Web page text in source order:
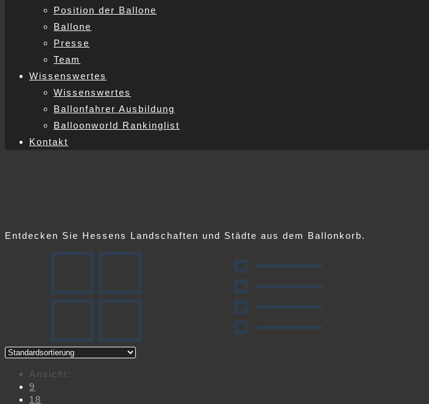
Position der Ballone
Ballone
Presse
Team
Wissenswertes
Wissenswertes
Ballonfahrer Ausbildung
Balloonworld Rankinglist
Kontakt
Entdecken Sie Hessens Landschaften und Städte aus dem Ballonkorb.
Ansicht:
9
18